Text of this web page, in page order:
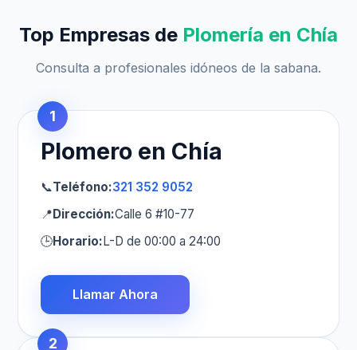
Top Empresas de Plomería en Chía
Consulta a profesionales idóneos de la sabana.
1
Plomero en Chía
📞Teléfono:321 352 9052
📍Dirección:Calle 6 #10-77
🕒Horario:L-D de 00:00 a 24:00
Llamar Ahora
2